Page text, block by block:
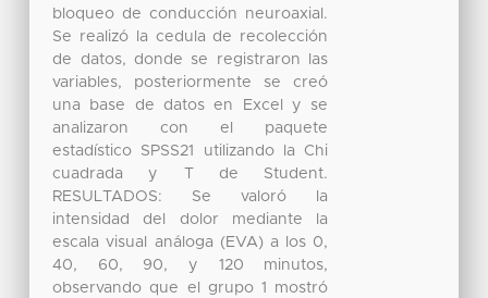
bloqueo de conducción neuroaxial.
Se realizó la cedula de recolección
de datos, donde se registraron las
variables, posteriormente se creó
una base de datos en Excel y se
analizaron con el paquete
estadístico SPSS21 utilizando la Chi
cuadrada y T de Student.
RESULTADOS: Se valoró la
intensidad del dolor mediante la
escala visual análoga (EVA) a los 0,
40, 60, 90, y 120 minutos,
observando que el grupo 1 mostró